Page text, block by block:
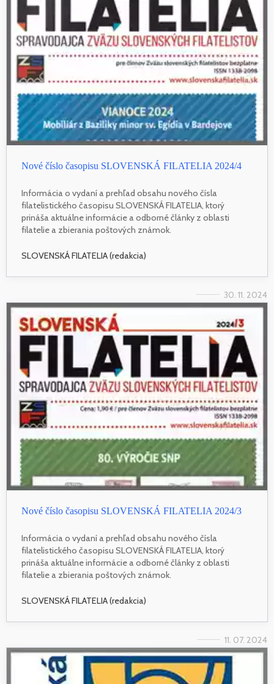
Nové číslo časopisu SLOVENSKÁ FILATELIA 2024/4
Informácia o vydaní a prehľad obsahu nového čísla
filatelistického časopisu SLOVENSKÁ FILATELIA, ktorý
prináša aktuálne informácie a odborné články z oblasti
filatelie a zbierania poštových známok.
SLOVENSKÁ FILATELIA (redakcia)
30. 11. 2024
Nové číslo časopisu SLOVENSKÁ FILATELIA 2024/3
Informácia o vydaní a prehľad obsahu nového čísla
filatelistického časopisu SLOVENSKÁ FILATELIA, ktorý
prináša aktuálne informácie a odborné články z oblasti
filatelie a zbierania poštových známok.
SLOVENSKÁ FILATELIA (redakcia)
11. 07. 2024